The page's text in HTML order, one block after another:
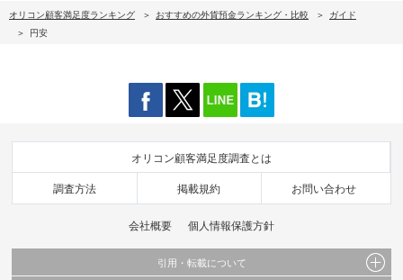
オリコン顧客満足度ランキング おすすめの外貨預金ランキング・比較
ガイド
円安
オリコン顧客満足度調査とは
調査方法 掲載規約 お問い合わせ
会社概要 個人情報保護方針
引用・転載について